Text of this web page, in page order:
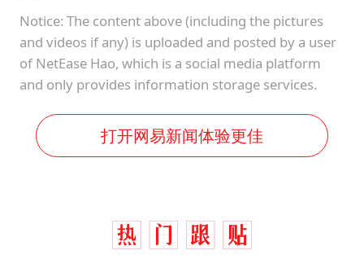
Notice: The content above (including the pictures
and videos if any) is uploaded and posted by a user
of NetEase Hao, which is a social media platform
and only provides information storage services.
打开网易新闻体验更佳